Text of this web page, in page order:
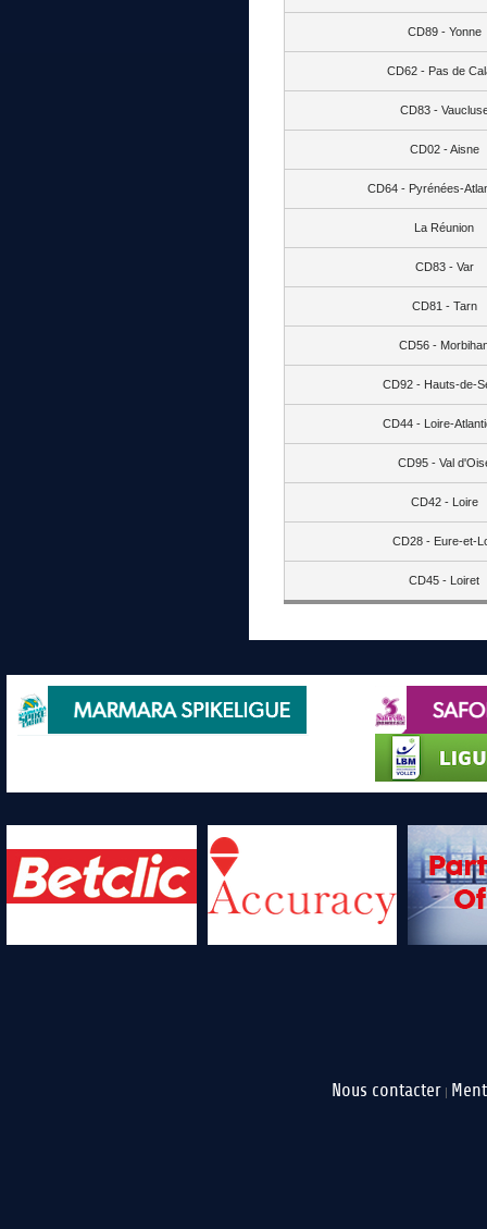
CD89 - Yonne
CD62 - Pas de
CD83 -
CD02 - Aisne
CD64 - Pyrénées-
La Réunion
CD83 - Var
CD81 - Tarn
CD56 -
CD92 - Hauts-de-
CD44 - Loire-
CD95 - Val
CD42 - Loire
CD28 - Eure-et-
CD45 - Loiret
Nous contacter |